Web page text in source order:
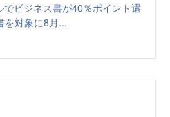
ビジネス書が40％ポイント還
対象に8月...